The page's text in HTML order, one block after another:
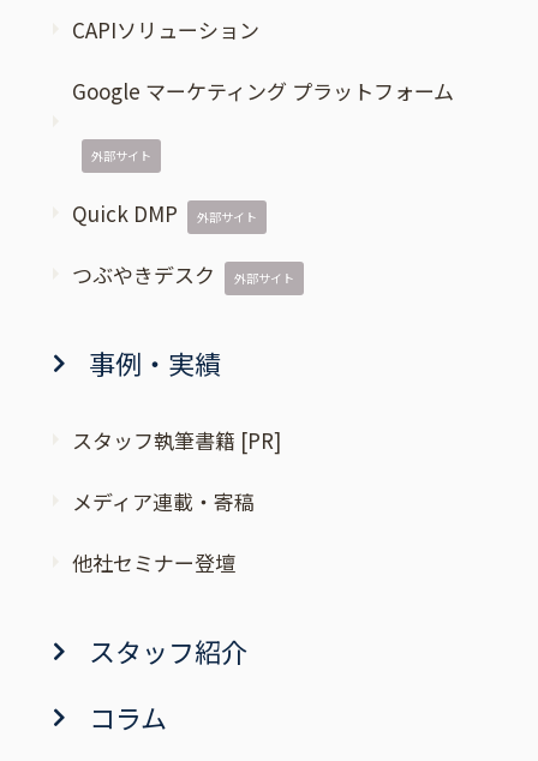
CAPIソリューション
Google マーケティング プラットフォーム
外部サイト
Quick DMP 外部サイト
つぶやきデスク 外部サイト
事例・実績
スタッフ執筆書籍 [PR]
メディア連載・寄稿
他社セミナー登壇
スタッフ紹介
コラム